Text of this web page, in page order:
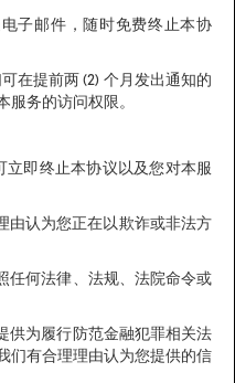
邮件，随时免费终止本协
提前两 (2) 个月发出通知的
服务的访问权限。
终止本协议以及您对本服
您正在以欺诈或非法方
律、法规、法院命令或
行防范金融犯罪相关法
们有合理理由认为您提供的信